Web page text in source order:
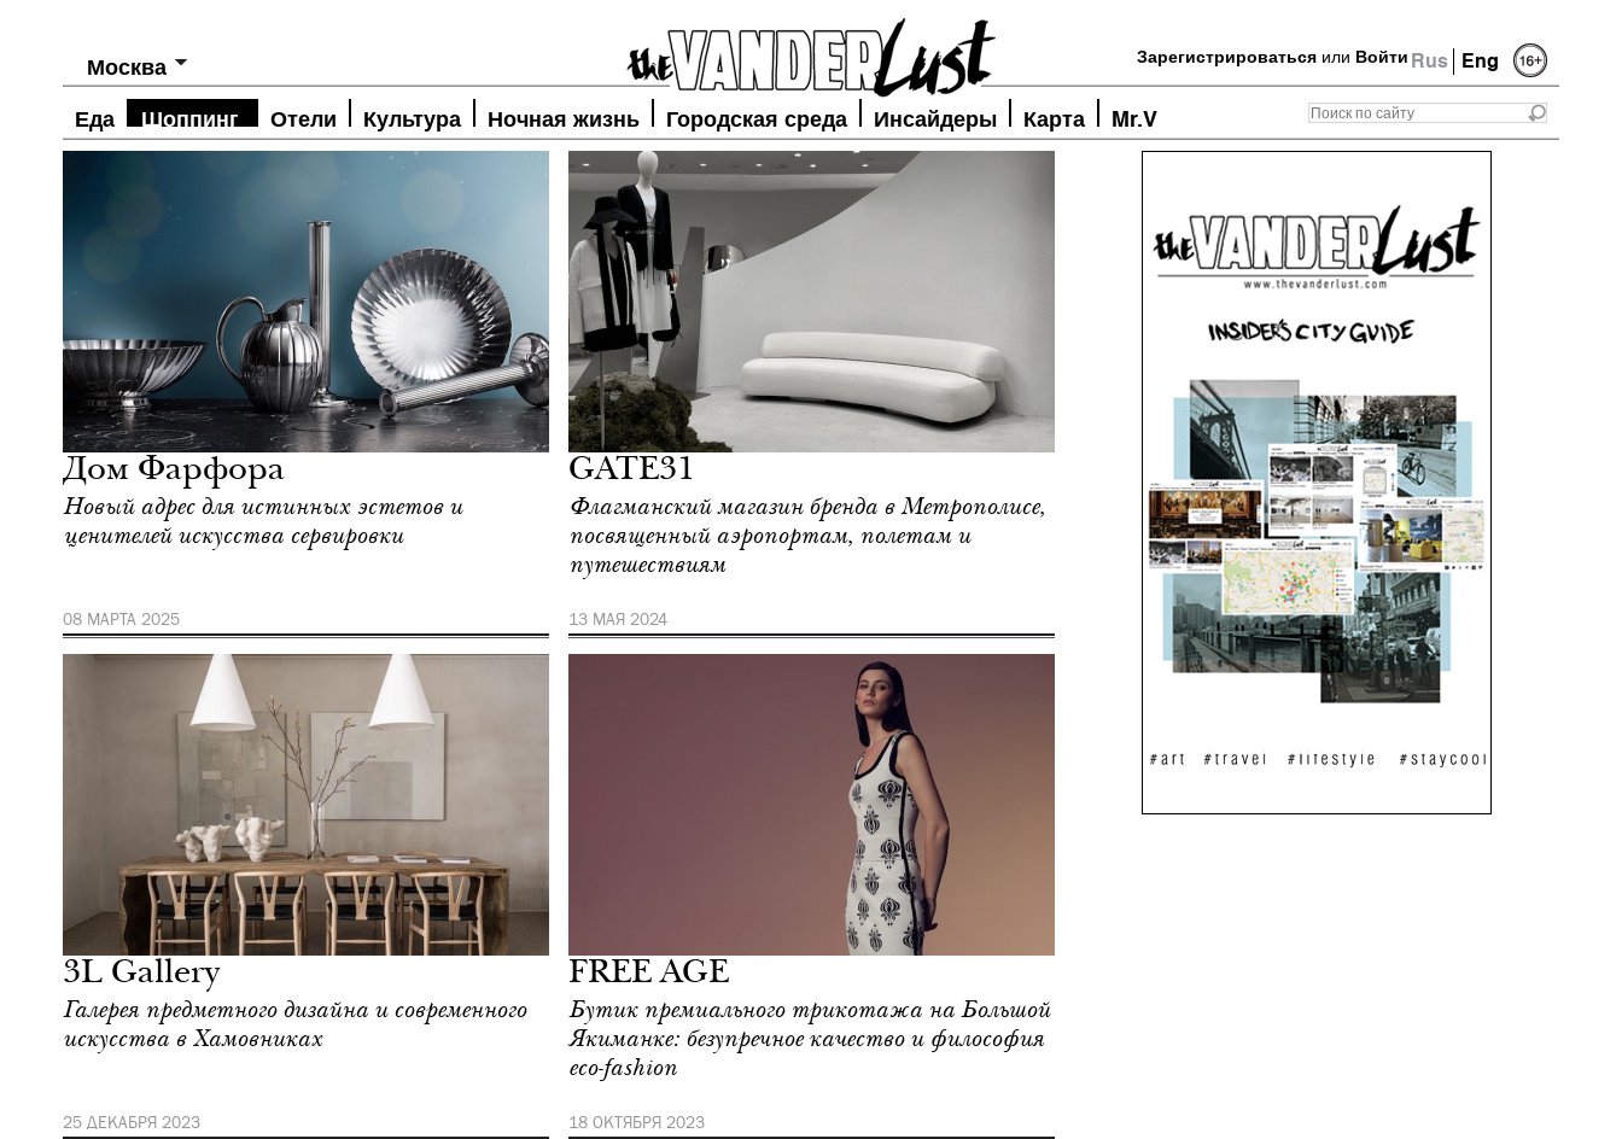
Rus Eng
Зарегистрироваться или Войти
Москва
Еда Шоппинг Отели Культура Ночная жизнь Городская среда Инсайдеры Карта Mr.V
Дом Фарфора
Новый адрес для истинных эстетов и
ценителей искусства сервировки
08 МАРТА 2025
Шоппинг
Москва
GATE31
Флагманский магазин бренда в Метрополисе,
посвященный аэропортам, полетам и
путешествиям
13 МАЯ 2024
3L Gallery
Галерея предметного дизайна и современного
искусства в Хамовниках
25 ДЕКАБРЯ 2023
Шоппинг
Москва
FREE AGE
Бутик премиального трикотажа на Большой
Якиманке: безупречное качество и философия
eco-fashion
18 ОКТЯБРЯ 2023